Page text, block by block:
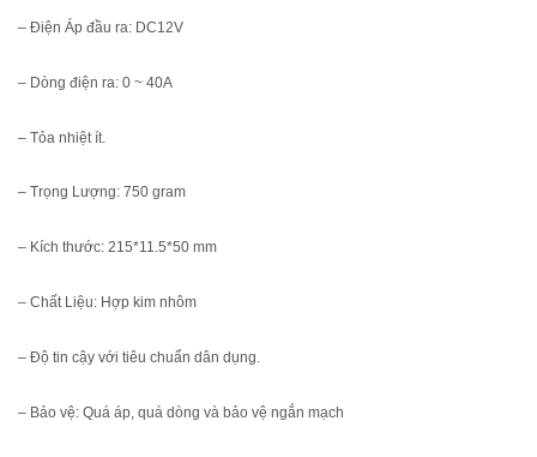
– Điện Áp đầu ra: DC12V
– Dòng điện ra: 0 ~ 40A
– Tỏa nhiệt ít.
– Trọng Lượng: 750 gram
– Kích thước: 215*11.5*50 mm
– Chất Liệu: Hợp kim nhôm
– Độ tin cậy với tiêu chuẩn dân dụng.
– Bảo vệ: Quá áp, quá dòng và bảo vệ ngắn mạch